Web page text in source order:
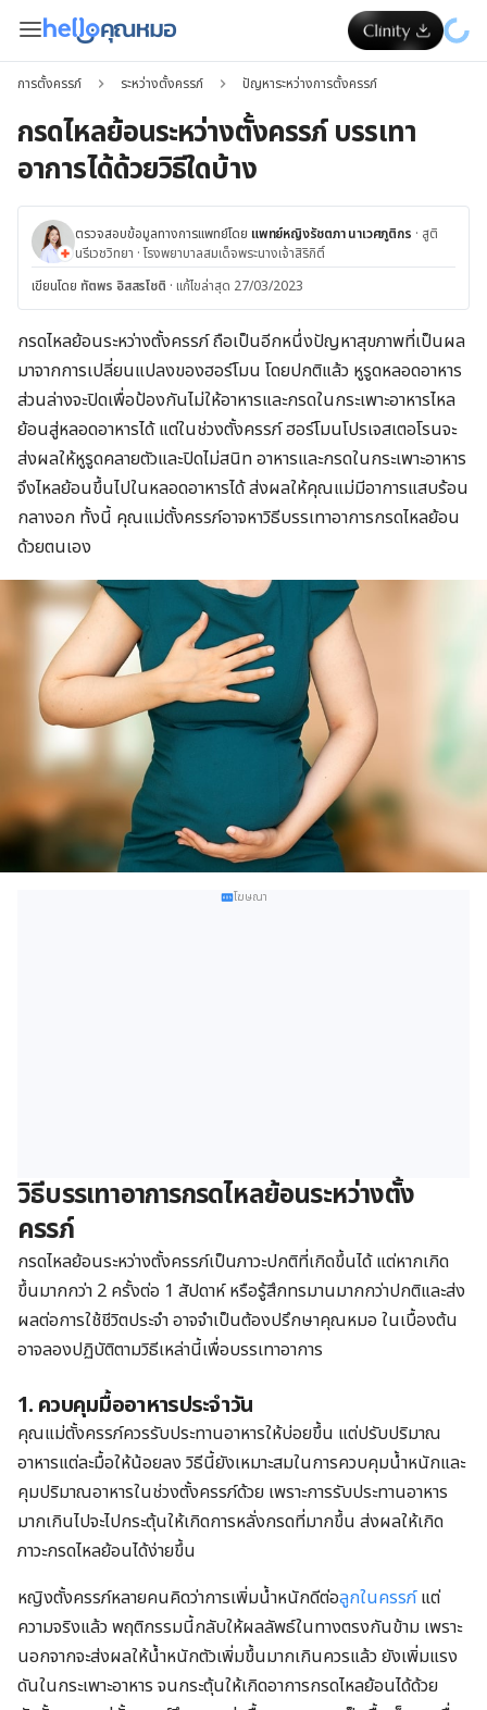
การตั้งครรภ์ ระหว่างตั้งครรภ์ ปัญหาระหว่างการตั้งครรภ์
กรดไหลย้อนระหว่างตั้งครรภ์ บรรเทา
อาการได้ด้วยวิธีใดบ้าง
ตรวจสอบข้อมูลทางการแพทย์โดย แพทย์หญิงรัชตภา นาเวศภูติกร · สูติ
นรีเวชวิทยา ·โรงพยาบาลสมเด็จพระนางเจ้าสิริกิติ์
เขียนโดย ทัตพร อิสสรโชติ · แก้ไขล่าสุด 27/03/2023
กรดไหลย้อนระหว่างตั้งครรภ์ ถือเป็นอีกหนึ่งปัญหาสุขภาพที่เป็นผล
มาจากการเปลี่ยนแปลงของฮอร์โมน โดยปกติแล้ว หูรูดหลอดอาหาร
ส่วนล่างจะปิดเพื่อป้องกันไม่ให้อาหารและกรดในกระเพาะอาหารไหล
ย้อนสู่หลอดอาหารได้ แต่ในช่วงตั้งครรภ์ ฮอร์โมนโปรเจสเตอโรนจะ
ส่งผลให้หูรูดคลายตัวและปิดไม่สนิท อาหารและกรดในกระเพาะอาหาร
จึงไหลย้อนขึ้นไปในหลอดอาหารได้ ส่งผลให้คุณแม่มีอาการแสบร้อน
กลางอก ทั้งนี้ คุณแม่ตั้งครรภ์อาจหาวิธีบรรเทาอาการกรดไหลย้อน
ด้วยตนเอง
โฆษณา
วิธีบรรเทาอาการกรดไหลย้อนระหว่างตั้ง
ครรภ์
กรดไหลย้อนระหว่างตั้งครรภ์เป็นภาวะปกติที่เกิดขึ้นได้ แต่หากเกิด
ขึ้นมากกว่า 2 ครั้งต่อ 1 สัปดาห์ หรือรู้สึกทรมานมากกว่าปกติและส่ง
ผลต่อการใช้ชีวิตประจำ อาจจำเป็นต้องปรึกษาคุณหมอ ในเบื้องต้น
อาจลองปฏิบัติตามวิธีเหล่านี้เพื่อบรรเทาอาการ
1. ควบคุมมื้ออาหารประจำวัน
คุณแม่ตั้งครรภ์ควรรับประทานอาหารให้บ่อยขึ้น แต่ปรับปริมาณ
อาหารแต่ละมื้อให้น้อยลง วิธีนี้ยังเหมาะสมในการควบคุมน้ำหนักและ
คุมปริมาณอาหารในช่วงตั้งครรภ์ด้วย เพราะการรับประทานอาหาร
มากเกินไปจะไปกระตุ้นให้เกิดการหลั่งกรดที่มากขึ้น ส่งผลให้เกิด
ภาวะกรดไหลย้อนได้ง่ายขึ้น
หญิงตั้งครรภ์หลายคนคิดว่าการเพิ่มน้ำหนักดีต่อลูกในครรภ์แต่
ความจริงแล้ว พฤติกรรมนี้กลับให้ผลลัพธ์ในทางตรงกันข้าม เพราะ
นอกจากจะส่งผลให้น้ำหนักตัวเพิ่มขึ้นมากเกินควรแล้ว ยังเพิ่มแรง
ดันในกระเพาะอาหาร จนกระตุ้นให้เกิดอาการกรดไหลย้อนได้ด้วย